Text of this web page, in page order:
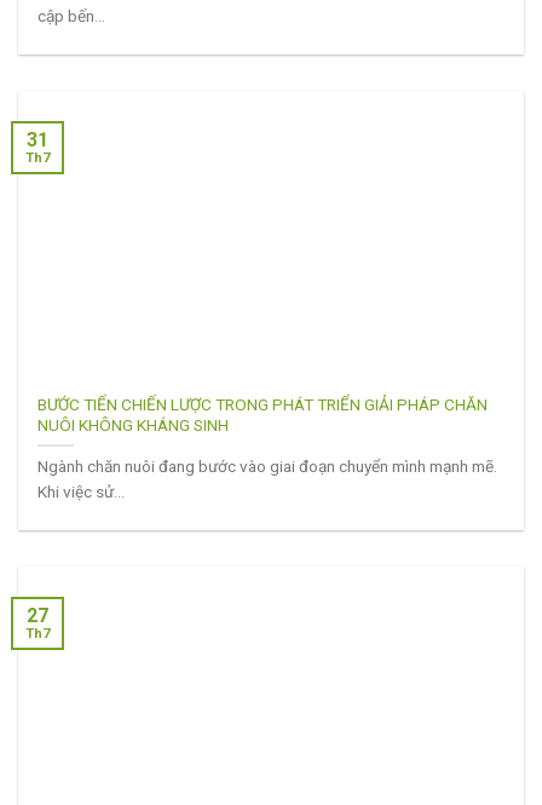
cập bến...
BƯỚC TIẾN CHIẾN LƯỢC TRONG PHÁT TRIỂN GIẢI PHÁP CHĂN
NUÔI KHÔNG KHÁNG SINH
Ngành chăn nuôi đang bước vào giai đoạn chuyển mình mạnh mẽ.
Khi việc sử...
31
Th7
27
Th7